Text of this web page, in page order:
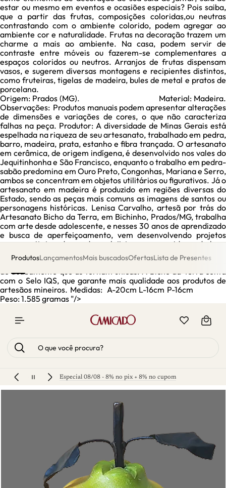
estar ou mesmo em eventos e ocasiões especiais? Pois saiba,
que a partir das frutas, composições coloridas,ou neutras
contrastando com o ambiente colorido, podem agregar ao
ambiente cor e naturalidade. Frutas na decoração trazem um
charme a mais ao ambiente. Na casa, podem servir de
contraste entre móveis ou fazerem-se complementares a
espaços coloridos ou neutros. Arranjos de frutas dispensam
vasos, e sugerem diversas montagens e recipientes distintos,
como fruteiras, tigelas de madeira, bules de metal e pratos de
porcelana.
Origem: Prados (MG). Material: Madeira.
Observações: Produtos manuais podem apresentar alterações
de dimensões e variações de cores, o que não caracteriza
falhas na peça. Produtor: A diversidade de Minas Gerais está
espelhada na riqueza de seu artesanato, trabalhado em pedra,
barro, madeira, prata, estanho e fibra trançada. O artesanato
em cerâmica, de origem indígena, é desenvolvido nos vales do
Jequitinhonha e São Francisco, enquanto o trabalho em pedra-
sabão predomina em Ouro Preto, Congonhas, Mariana e Serro,
ambos se concentram em objetos utilitários ou figurativos. Já o
artesanato em madeira é produzido em regiões diversas do
Estado, sendo as peças mais comuns as imagens de santos ou
personagens históricas. Lenisa Carvalho, artesã por trás do
Artesanato Bicho da Terra, em Bichinho, Prados/MG, trabalha
com arte desde adolescente, e nesses 30 anos de aprendizado
e busca de aperfeiçoamento, vem desenvolvendo projetos
para arquitetos, decoradores, lojistas e consumidores de bom
gosto, que buscam impor em seus projetos um traço de Mineiro,
com peças características da região, porém com o diferencial
do acabamento que as tornam únicas. A Bicho da Terra conta
com o Selo IQS, que garante mais qualidade aos produtos de
artesãos mineiros. Medidas: A-20cm L-16cm P-16cm
Peso: 1.585 gramas "/>